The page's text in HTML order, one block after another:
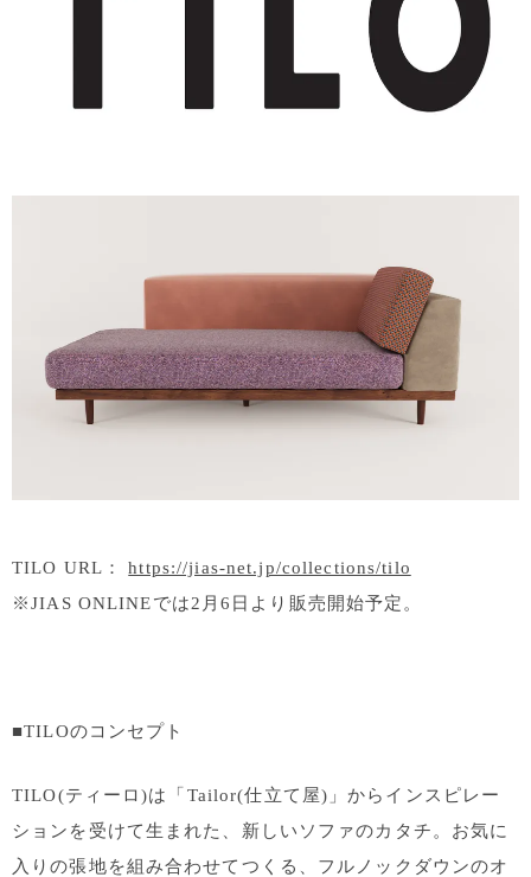
TILO URL：
https://jias-net.jp/collections/tilo
※JIAS ONLINEでは2月6日より販売開始予定。
■TILOのコンセプト
TILO(ティーロ)は「Tailor(仕立て屋)」からインスピレー
ションを受けて生まれた、新しいソファのカタチ。お気に
入りの張地を組み合わせてつくる、フルノックダウンのオ